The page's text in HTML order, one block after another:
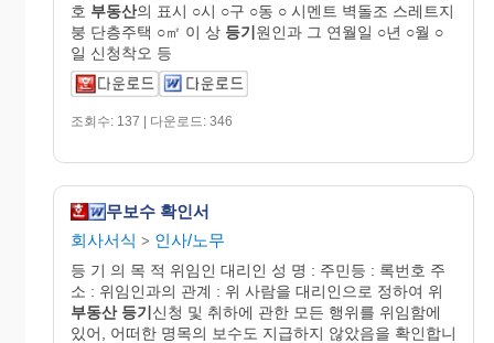
호 부동산의 표시 ○시 ○구 ○동 ○ 시멘트 벽돌조 스레트지
붕 단층주택 ○㎡ 이 상 등기원인과 그 연월일 ○년 ○월 ○
일 신청착오 등
조회수: 137 | 다운로드: 346
무보수 확인서
회사서식 > 인사/노무
등 기 의 목 적 위임인 대리인 성 명 : 주민등 : 록번호 주
소 : 위임인과의 관계 : 위 사람을 대리인으로 정하여 위
부동산 등기신청 및 취하에 관한 모든 행위를 위임함에
있어, 어떠한 명목의 보수도 지급하지 않았음을 확인합니